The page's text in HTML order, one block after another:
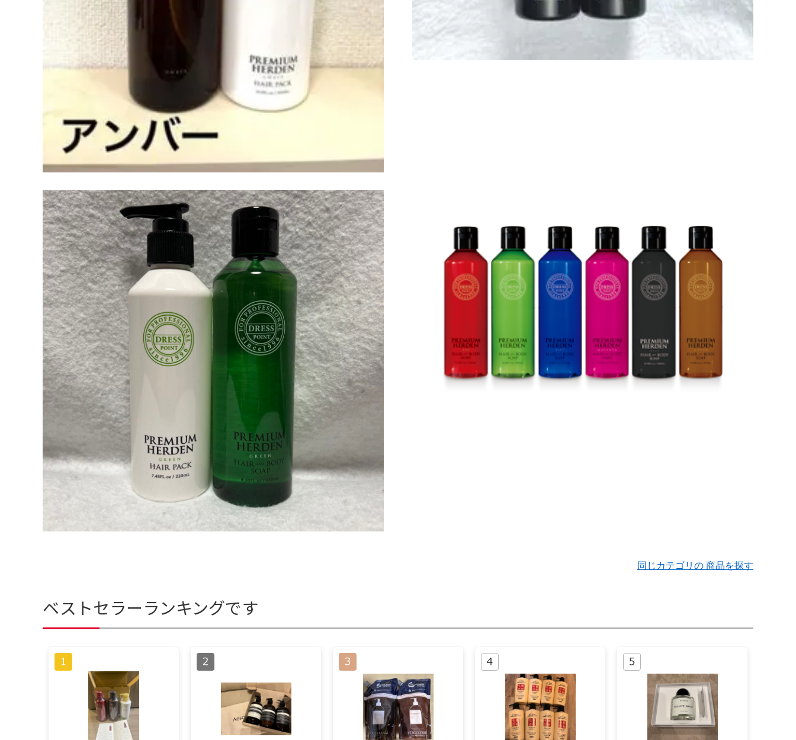
同じカテゴリの 商品を探す
ベストセラーランキングです